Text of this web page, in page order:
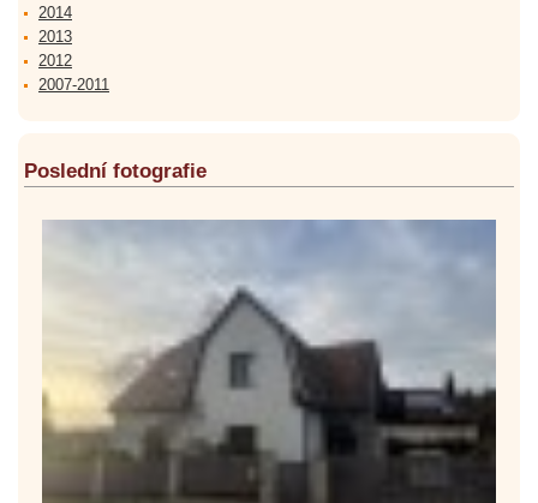
2014
2013
2012
2007-2011
Poslední fotografie